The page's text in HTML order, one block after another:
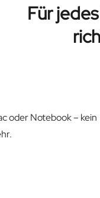
Für
oder Notebook – kein